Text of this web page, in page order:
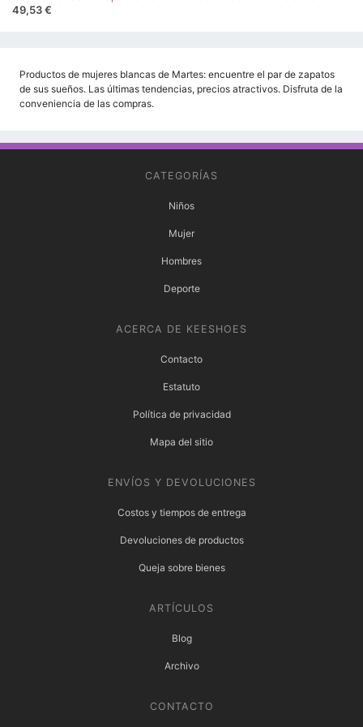
49,53 €
Productos de mujeres blancas de Martes: encuentre el par de zapatos
de sus sueños. Las últimas tendencias, precios atractivos. Disfruta de la
conveniencia de las compras.
CATEGORÍAS
Niños
Mujer
Hombres
Deporte
ACERCA DE KEESHOES
Contacto
Estatuto
Política de privacidad
Mapa del sitio
ENVÍOS Y DEVOLUCIONES
Costos y tiempos de entrega
Devoluciones de productos
Queja sobre bienes
ARTÍCULOS
Blog
Archivo
CONTACTO